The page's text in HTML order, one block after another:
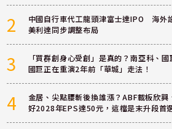
2
中國自行車代工龍頭津富士達IPO 海外
美利達同步調整布局
3
「買群創身心受創」是真的？南亞科、
國巨正在重演2年前「華城」走法！
4
金居、尖點腰斬後換誰漲？ABF載板欣
好2028年EPS達50元，這檔是末升段首